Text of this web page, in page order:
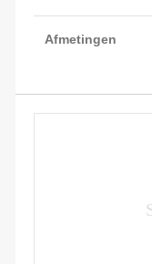
Afmetingen